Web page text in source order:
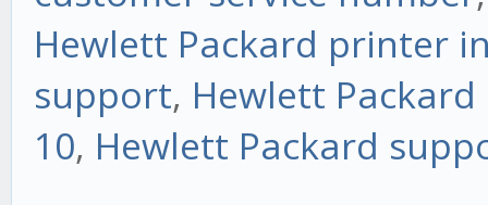
Hewlett Packard printer
support, Hewlett
10, Hewlett Packard